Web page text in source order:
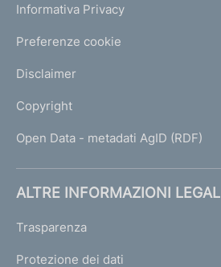
Informativa Privacy
Preferenze cookie
Disclaimer
Copyright
Open Data - metadati AgID (RDF)
ALTRE INFORMAZIONI LEGALI
Trasparenza
Protezione dei dati